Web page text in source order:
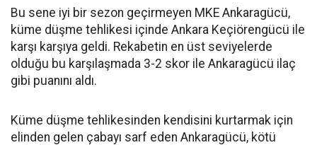
Bu sene iyi bir sezon geçirmeyen MKE Ankaragücü,
küme düşme tehlikesi içinde Ankara Keçiörengücü ile
karşı karşıya geldi. Rekabetin en üst seviyelerde
olduğu bu karşılaşmada 3-2 skor ile Ankaragücü ilaç
gibi puanını aldı.
Küme düşme tehlikesinden kendisini kurtarmak için
elinden gelen çabayı sarf eden Ankaragücü, kötü